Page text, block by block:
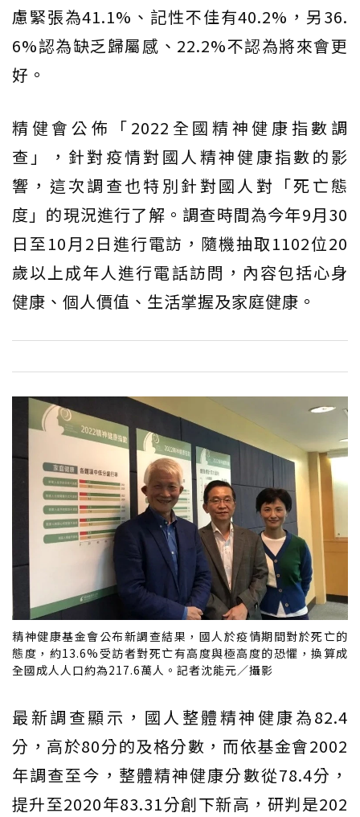
慮緊張為41.1%、記性不佳有40.2%，另36.
6%認為缺乏歸屬感、22.2%不認為將來會更
好。
精健會公佈「2022全國精神健康指數調
查」，針對疫情對國人精神健康指數的影
響，這次調查也特別針對國人對「死亡態
度」的現況進行了解。調查時間為今年9月30
日至10月2日進行電訪，隨機抽取1102位20
歲以上成年人進行電話訪問，內容包括心身
健康、個人價值、生活掌握及家庭健康。
精神健康基金會公布新調查結果，國人於疫情期間對於死亡的
態度，約13.6%受訪者對死亡有高度與極高度的恐懼，換算成
全國成人人口約為217.6萬人。記者沈能元／攝影
最新調查顯示，國人整體精神健康為82.4
分，高於80分的及格分數，而依基金會2002
年調查至今，整體精神健康分數從78.4分，
提升至2020年83.31分創下新高，研判是202